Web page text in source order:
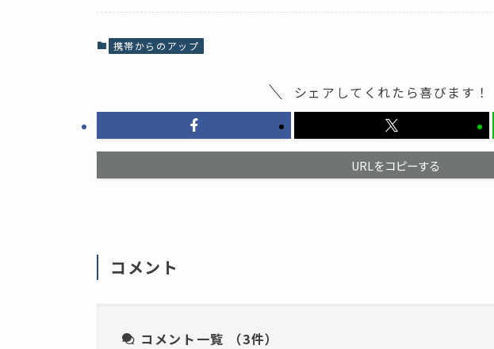
o
共
有
リ
て
だ
ン
ド
ま
す
X
有
(
ン
開
ま
携帯からのアップ
シェアしてくれたら喜びます！
URLをコピーする
コメント
コメント一覧 （3件）